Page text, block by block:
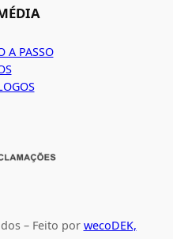
A PASSO
– Feito por wecoDEK,